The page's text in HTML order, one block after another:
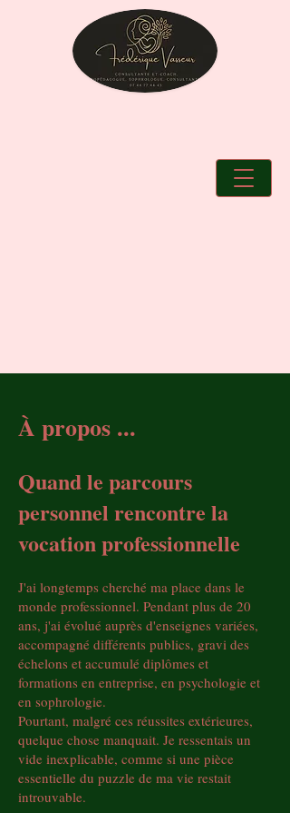
​Quand le parcours
personnel rencontre la
vocation professionnelle
J'ai longtemps cherché ma place dans le
monde professionnel. Pendant plus de 20
ans, j'ai évolué auprès d'enseignes variées,
accompagné différents publics, gravi des
échelons et accumulé diplômes et
formations en entreprise, en psychologie et
en sophrologie.
Pourtant, malgré ces réussites extérieures,
quelque chose manquait. Je ressentais un
vide inexplicable, comme si une pièce
essentielle du puzzle de ma vie restait
introuvable.
À propos ...